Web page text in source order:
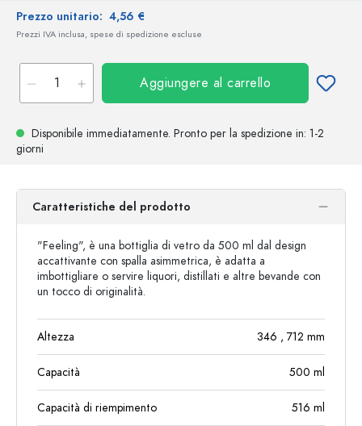
Prezzo unitario: 4,56 €
Prezzi IVA inclusa, spese di spedizione escluse
Aggiungere al carrello
Disponibile immediatamente. Pronto per la spedizione in: 1-2
giorni
Caratteristiche del prodotto
"Feeling", è una bottiglia di vetro da 500 ml dal design
accattivante con spalla asimmetrica, è adatta a
imbottigliare o servire liquori, distillati e altre bevande con
un tocco di originalità.
Altezza 346 , 712 mm
Capacità 500 ml
Capacità di riempimento 516 ml